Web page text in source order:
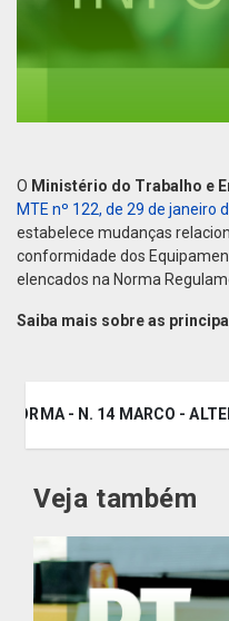
O Ministério do Trabalho e
MTE nº 122, de 29 de janeiro
estabelece mudanças
conformidade dos
elencados na Norma
Saiba mais sobre as
- N. 14 MARCO -
Veja também